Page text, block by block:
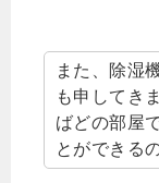
また、除湿
も申してき
ばどの部屋
とができる